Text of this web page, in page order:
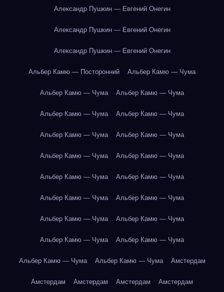
Александр Пушкин — Евгений Онегин
Александр Пушкин — Евгений Онегин
Александр Пушкин — Евгений Онегин
Альбер Камю — Посторонний Альбер Камю — Чума
Альбер Камю — Чума Альбер Камю — Чума
Альбер Камю — Чума Альбер Камю — Чума
Альбер Камю — Чума Альбер Камю — Чума
Альбер Камю — Чума Альбер Камю — Чума
Альбер Камю — Чума Альбер Камю — Чума
Альбер Камю — Чума Альбер Камю — Чума
Альбер Камю — Чума Альбер Камю — Чума
Альбер Камю — Чума Альбер Камю — Чума
Альбер Камю — Чума Альбер Камю — Чума Амстердам
Амстердам Амстердам Амстердам Амстердам